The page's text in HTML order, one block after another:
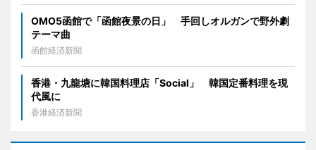
OMO5函館で「函館夜景の日」 手回しオルガンで野外劇
テーマ曲
函館経済新聞
香港・九龍塘に韓国料理店「Social」 韓国定番料理を現
代風に
香港経済新聞